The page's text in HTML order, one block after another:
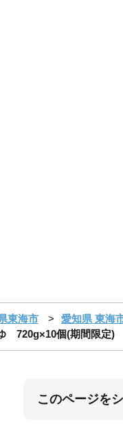
東海市
愛知県 東海
個(期間限定)
このページを